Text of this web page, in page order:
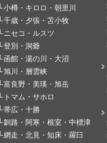
小樽・キロロ・朝里川
千歳・夕張・苫小牧
ニセコ・ルスツ
登別・洞爺
函館・湯の川・大沼
旭川・層雲峡
富良野・美瑛・旭岳
トマム・サホロ
帯広・十勝
釧路・阿寒・根室・中標津
網走・北見・知床・羅臼